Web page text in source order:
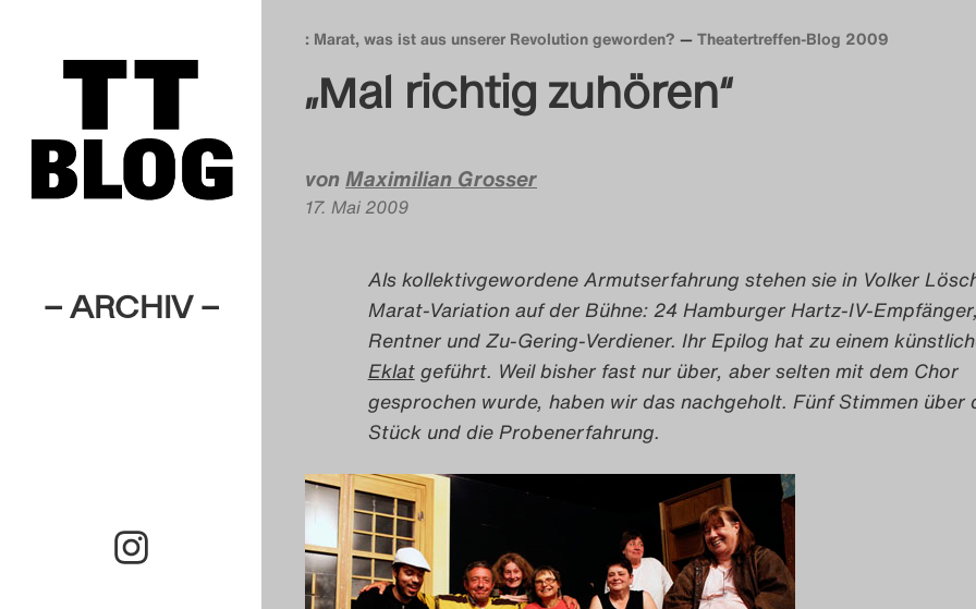
– ARCHIV –
: Marat, was ist aus unserer Revolution geworden? Theatertreffen-Blog 2009
„Mal richtig zuhören“
vonMaximilian Grosser
17. Mai 2009
Als kollektivgewordene Armutserfahrung stehen sie in Volker
Marat-Variation auf der Bühne: 24 Hamburger Hartz-IV-
Rentner und Zu-Gering-Verdiener. Ihr Epilog hat zu einem
Eklatgeführt. Weil bisher fast nur über, aber selten mit dem Chor
gesprochen wurde, haben wir das nachgeholt. Fünf Stimmen über
Stück und die Probenerfahrung.